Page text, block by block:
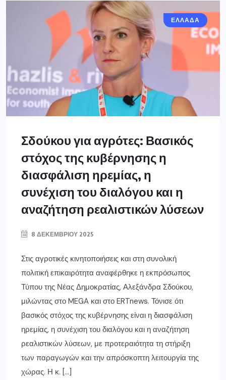
ΕΛΛΑΔΑ
Σδούκου για αγρότες: Βασικός
στόχος της κυβέρνησης η
διασφάλιση ηρεμίας, η
συνέχιση του διαλόγου και η
αναζήτηση ρεαλιστικών λύσεων
8 ΔΕΚΕΜΒΡΊΟΥ 2025
Στις αγροτικές κινητοποιήσεις και στη συνολική
πολιτική επικαιρότητα αναφέρθηκε η εκπρόσωπος
Τύπου της Νέας Δημοκρατίας, Αλεξάνδρα Σδούκου,
μιλώντας στο MEGA και στο ERTnews. Τόνισε ότι
βασικός στόχος της κυβέρνησης είναι η διασφάλιση
ηρεμίας, η συνέχιση του διαλόγου και η αναζήτηση
ρεαλιστικών λύσεων, με προτεραιότητα τη στήριξη
των παραγωγών και την απρόσκοπτη λειτουργία της
χώρας. Η κ. […]